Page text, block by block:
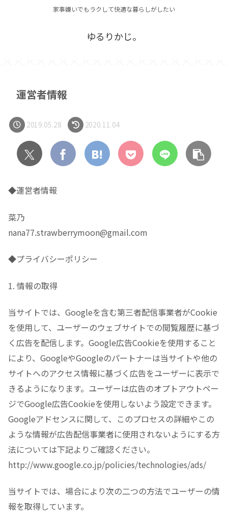
家事嫌いでもラクして快適な暮らしがしたい
ゆるりかじ。
運営者情報
2019.05.28 2020.11.04
◆運営者情報
菜乃
nana77.strawberrymoon@gmail.com
◆プライバシーポリシー
1. 情報の取得
当サイトでは、Googleを含む第三者配信事業者がCookie
を使用して、ユーザーのウェブサイトでの閲覧履歴に基づ
く広告を配信します。Google広告Cookieを使用すること
により、GoogleやGoogleのパートナーは当サイトや他の
サイトへのアクセス情報に基づく広告をユーザーに表示で
きるようになります。ユーザーは広告のオプトアウトペー
ジでGoogle広告Cookieを使用しないよう設定できます。
Googleアドセンスに関して、このプロセスの詳細やこの
ような情報が広告配信事業者に使用されないようにする方
法については下記よりご確認ください。
http://www.google.co.jp/policies/technologies/ads/
当サイトでは、場合により次の二つの方法でユーザーの情
報を取得しています。